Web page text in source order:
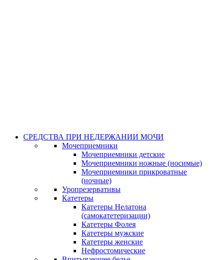
СРЕДСТВА ПРИ НЕДЕРЖАНИИ МОЧИ
Мочеприемники
Мочеприемники детские
Мочеприемники ножные (носимые)
Мочеприемники прикроватные
(ночные)
Уропрезервативы
Катетеры
Катетеры Нелатона
(самокатетеризации)
Катетеры Фолея
Катетеры мужские
Катетеры женские
Нефростомические